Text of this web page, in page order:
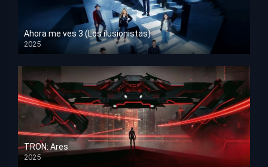
Ahora me ves 3 (Los ilusionistas)
2025
HD 1080p
TRON: Ares
2025
HD 1080p